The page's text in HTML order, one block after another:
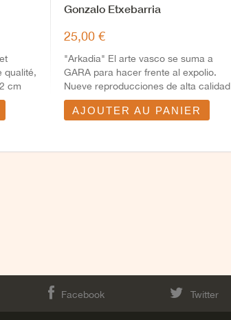
qualité,
cm
Gonzalo Etxebarria
25,00 €
"Arkadia" El arte vasco se suma a
GARA para hacer frente al expolio.
Nueve reproducciones de alta calidad
AJOUTER AU PANIER
Facebook Twitter